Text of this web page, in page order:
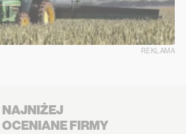
REKLAMA
NAJNIŻEJ
OCENIANE FIRMY